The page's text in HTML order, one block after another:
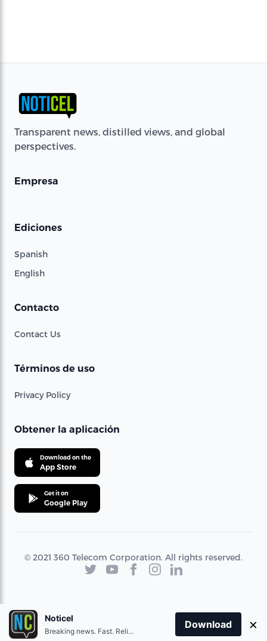
Transparent news, distilled views, and global
perspectives.
Empresa
Ediciones
Spanish
English
Contacto
Contact Us
Términos de uso
Privacy Policy
Obtener la aplicación
Download on the
App Store
Get it on
Google Play
© 2021 360 Telecom Corporation. All rights reserved.
Noticel
Breaking news. Fast. Reliable.
Download ×